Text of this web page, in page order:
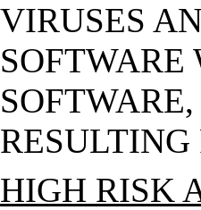
VIRUSES
HIGH RISK